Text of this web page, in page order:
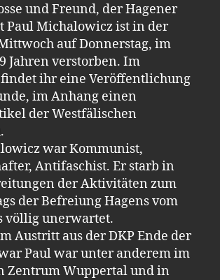
und Freund, der Hagener
Paul Michalowicz ist in der
auf Donnerstag, im
Jahren verstorben. Im
ihr eine Veröffentlichung
im Anhang einen
der Westfälischen
war Kommunist,
Antifaschist. Er starb in
der Aktivitäten zum
der Befreiung Hagens vom
völlig unerwartet.
Austritt aus der DKP Ende der
Paul war unter anderem im
Zentrum Wuppertal und in